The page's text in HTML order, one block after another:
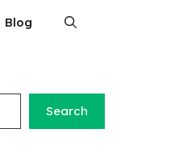
Blog
Search